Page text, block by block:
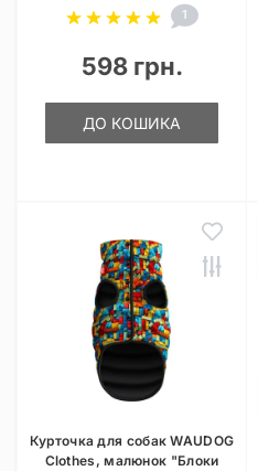
1
598 грн.
ДО КОШИКА
Курточка для собак WAUDOG
Clothes, малюнок "Блоки